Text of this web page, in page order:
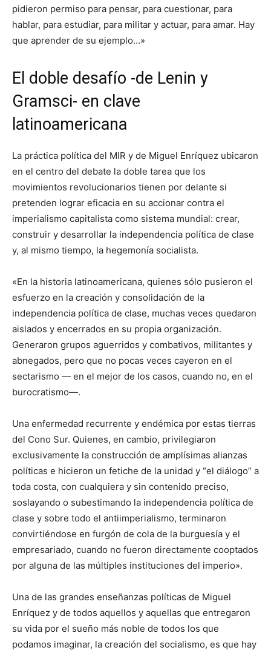
pidieron permiso para pensar, para cuestionar, para
hablar, para estudiar, para militar y actuar, para amar. Hay
que aprender de su ejemplo…»
El doble desafío -de Lenin y
Gramsci- en clave
latinoamericana
La práctica política del MIR y de Miguel Enríquez ubicaron
en el centro del debate la doble tarea que los
movimientos revolucionarios tienen por delante si
pretenden lograr eficacia en su accionar contra el
imperialismo capitalista como sistema mundial: crear,
construir y desarrollar la independencia política de clase
y, al mismo tiempo, la hegemonía socialista.
«En la historia latinoamericana, quienes sólo pusieron el
esfuerzo en la creación y consolidación de la
independencia política de clase, muchas veces quedaron
aislados y encerrados en su propia organización.
Generaron grupos aguerridos y combativos, militantes y
abnegados, pero que no pocas veces cayeron en el
sectarismo — en el mejor de los casos, cuando no, en el
burocratismo—.
Una enfermedad recurrente y endémica por estas tierras
del Cono Sur. Quienes, en cambio, privilegiaron
exclusivamente la construcción de amplísimas alianzas
políticas e hicieron un fetiche de la unidad y “el diálogo” a
toda costa, con cualquiera y sin contenido preciso,
soslayando o subestimando la independencia política de
clase y sobre todo el antiimperialismo, terminaron
convirtiéndose en furgón de cola de la burguesía y el
empresariado, cuando no fueron directamente cooptados
por alguna de las múltiples instituciones del imperio».
Una de las grandes enseñanzas políticas de Miguel
Enríquez y de todos aquellos y aquellas que entregaron
su vida por el sueño más noble de todos los que
podamos imaginar, la creación del socialismo, es que hay